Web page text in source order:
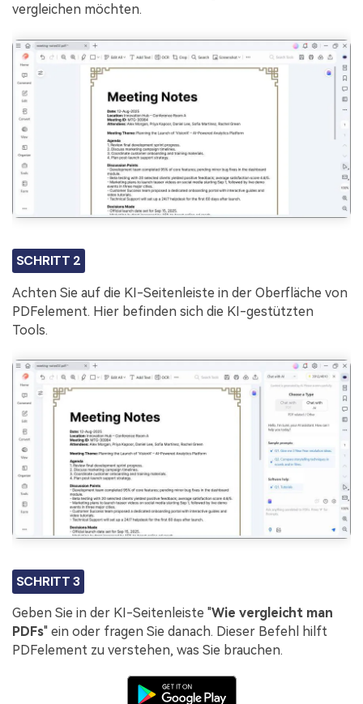
vergleichen möchten.
SCHRITT 2
Achten Sie auf die KI-Seitenleiste in der Oberfläche von
PDFelement. Hier befinden sich die KI-gestützten
Tools.
SCHRITT 3
Geben Sie in der KI-Seitenleiste "Wie vergleicht man
PDFs" ein oder fragen Sie danach. Dieser Befehl hilft
PDFelement zu verstehen, was Sie brauchen.